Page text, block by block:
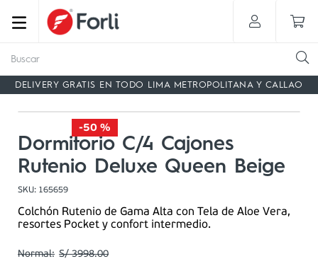
DELIVERY GRATIS EN TODO LIMA METROPOLITANA Y CALLAO
-50 %
Dormitorio C/4 Cajones
Rutenio Deluxe Queen Beige
SKU: 165659
Colchón Rutenio de Gama Alta con Tela de Aloe Vera,
resortes Pocket y confort intermedio.
S/ 3998.00